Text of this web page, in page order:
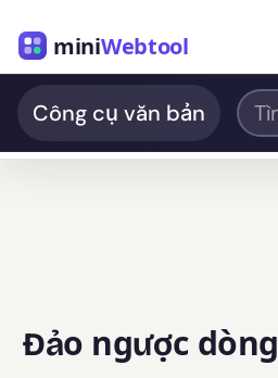
miniWebtool
Công cụ văn bản
Đảo ngược dòng